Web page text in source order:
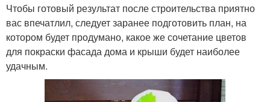
Чтобы готовый результат после строительства приятно
вас впечатлил, следует заранее подготовить план, на
котором будет продумано, какое же сочетание цветов
для покраски фасада дома и крыши будет наиболее
удачным.